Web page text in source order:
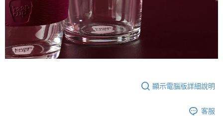
顯示電腦版詳細說明
客服